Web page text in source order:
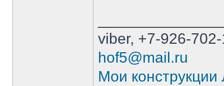
viber, +7-926-
hof5@mail.ru
Мои конструкции